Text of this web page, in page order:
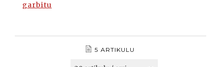
garbitu
5 ARTIKULU